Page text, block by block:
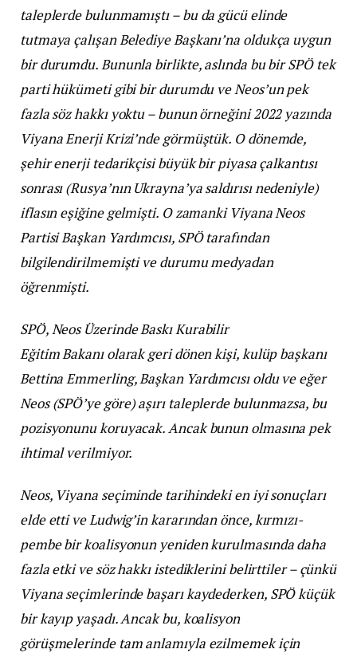
taleplerde bulunmamıştı – bu da gücü elinde
tutmaya çalışan Belediye Başkanı’na oldukça uygun
bir durumdu. Bununla birlikte, aslında bu bir SPÖ tek
parti hükümeti gibi bir durumdu ve Neos’un pek
fazla söz hakkı yoktu – bunun örneğini 2022 yazında
Viyana Enerji Krizi’nde görmüştük. O dönemde,
şehir enerji tedarikçisi büyük bir piyasa çalkantısı
sonrası (Rusya’nın Ukrayna’ya saldırısı nedeniyle)
iflasın eşiğine gelmişti. O zamanki Viyana Neos
Partisi Başkan Yardımcısı, SPÖ tarafından
bilgilendirilmemişti ve durumu medyadan
öğrenmişti.
SPÖ, Neos Üzerinde Baskı Kurabilir
Eğitim Bakanı olarak geri dönen kişi, kulüp başkanı
Bettina Emmerling, Başkan Yardımcısı oldu ve eğer
Neos (SPÖ’ye göre) aşırı taleplerde bulunmazsa, bu
pozisyonunu koruyacak. Ancak bunun olmasına pek
ihtimal verilmiyor.
Neos, Viyana seçiminde tarihindeki en iyi sonuçları
elde etti ve Ludwig’in kararından önce, kırmızı-
pembe bir koalisyonun yeniden kurulmasında daha
fazla etki ve söz hakkı istediklerini belirttiler – çünkü
Viyana seçimlerinde başarı kaydederken, SPÖ küçük
bir kayıp yaşadı. Ancak bu, koalisyon
görüşmelerinde tam anlamıyla ezilmemek için